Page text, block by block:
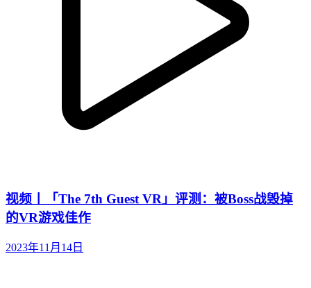
视频丨「The 7th Guest VR」评测：被Boss战毁掉
的VR游戏佳作
2023年11月14日